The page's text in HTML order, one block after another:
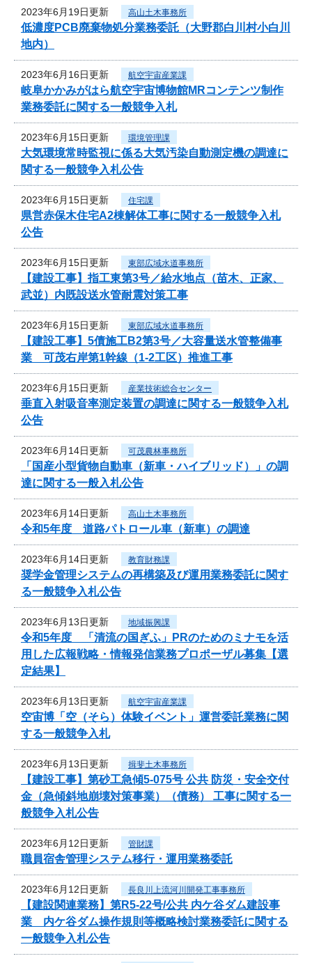
2023年6月19日更新 高山土木事務所
低濃度PCB廃棄物処分業務委託（大野郡白川村小白川
地内）
2023年6月16日更新 航空宇宙産業課
岐阜かかみがはら航空宇宙博物館MRコンテンツ制作
業務委託に関する一般競争入札
2023年6月15日更新 環境管理課
大気環境常時監視に係る大気汚染自動測定機の調達に
関する一般競争入札公告
2023年6月15日更新 住宅課
県営赤保木住宅A2棟解体工事に関する一般競争入札
公告
2023年6月15日更新 東部広域水道事務所
【建設工事】指工東第3号／給水地点（苗木、正家、
武並）内既設送水管耐震対策工事
2023年6月15日更新 東部広域水道事務所
【建設工事】5債施工B2第3号／大容量送水管整備事
業 可茂右岸第1幹線（1-2工区）推進工事
2023年6月15日更新 産業技術総合センター
垂直入射吸音率測定装置の調達に関する一般競争入札
公告
2023年6月14日更新 可茂農林事務所
「国産小型貨物自動車（新車・ハイブリッド）」の調
達に関する一般入札公告
2023年6月14日更新 高山土木事務所
令和5年度 道路パトロール車（新車）の調達
2023年6月14日更新 教育財務課
奨学金管理システムの再構築及び運用業務委託に関す
る一般競争入札公告
2023年6月13日更新 地域振興課
令和5年度 「清流の国ぎふ」PRのためのミナモを活
用した広報戦略・情報発信業務プロポーザル募集【選
定結果】
2023年6月13日更新 航空宇宙産業課
空宙博「空（そら）体験イベント」運営委託業務に関
する一般競争入札
2023年6月13日更新 揖斐土木事務所
【建設工事】第砂工急傾5-075号 公共 防災・安全交付
金（急傾斜地崩壊対策事業）（債務） 工事に関する一
般競争入札公告
2023年6月12日更新 管財課
職員宿舎管理システム移行・運用業務委託
2023年6月12日更新 長良川上流河川開発工事事務所
【建設関連業務】第R5-22号/公共 内ケ谷ダム建設事
業 内ケ谷ダム操作規則等概略検討業務委託に関する
一般競争入札公告